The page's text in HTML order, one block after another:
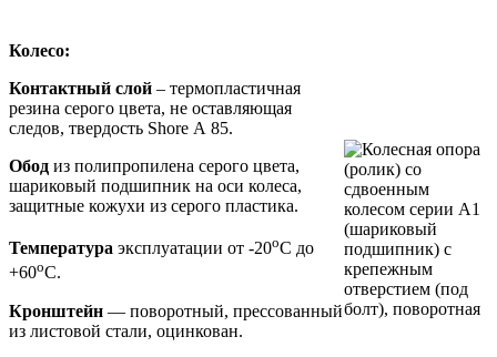
Колесо:
Контактный слой – термопластичная
резина серого цвета, не оставляющая
следов, твердость Shore А 85.
Обод из полипропилена серого цвета,
шариковый подшипник на оси колеса,
защитные кожухи из серого пластика.
Температура эксплуатации от -20oС до
+60oС.
Кронштейн — поворотный, прессованный
из листовой стали, оцинкован.